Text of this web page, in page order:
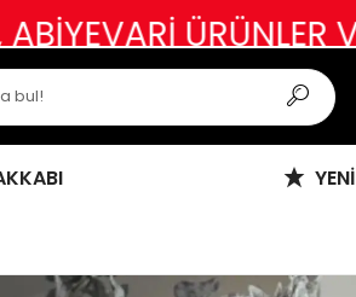
VE ÖZEL